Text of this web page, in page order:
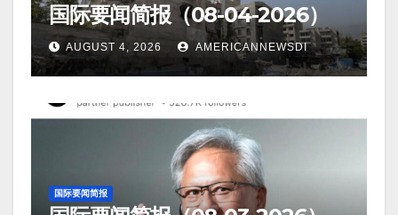
国际要闻简报（08-04-2026）
AUGUST 4, 2026 AMERICANNEWSDI
国际要闻简报